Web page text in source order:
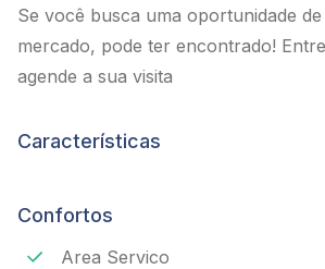
Se você busca uma oportunidade
mercado, pode ter encontrado!
agende a sua visita
Características
Confortos
Area Servico